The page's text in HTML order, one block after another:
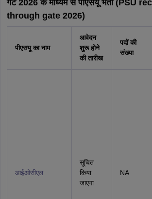
गेट 2026 के माध्यम से पीएसयू भर्ती (PSU
through gate 2026)
पीएसयू का नाम
आवेदन
शुरू होने
की तारीख
पदों की
संख्या
आईओसीएल
सूचित
किया
जाएगा
NA